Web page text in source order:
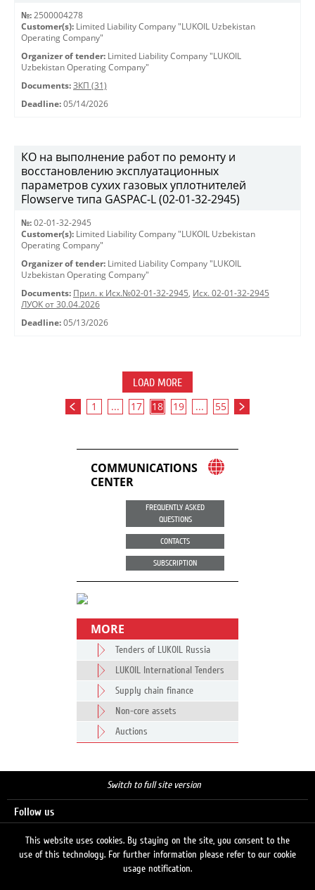
№: 2500004278
Customer(s): Limited Liability Company "LUKOIL Uzbekistan
Operating Company"
Organizer of tender: Limited Liability Company "LUKOIL
Uzbekistan Operating Company"
Documents: ЗКП (31)
Deadline: 05/14/2026
КО на выполнение работ по ремонту и
восстановлению эксплуатационных
параметров сухих газовых уплотнителей
Flowserve типа GASPAC-L (02-01-32-2945)
№: 02-01-32-2945
Customer(s): Limited Liability Company "LUKOIL Uzbekistan
Operating Company"
Organizer of tender: Limited Liability Company "LUKOIL
Uzbekistan Operating Company"
Documents: Прил. к Исх.№02-01-32-2945, Исх. 02-01-32-2945
ЛУОК от 30.04.2026
Deadline: 05/13/2026
LOAD MORE
1 ... 17 18 19 ... 55
COMMUNICATIONS
CENTER
FREQUENTLY ASKED
QUESTIONS
CONTACTS
SUBSCRIPTION
MORE
Tenders of LUKOIL Russia
LUKOIL International Tenders
Supply chain finance
Non-core assets
Auctions
Switch to full site version
Follow us
This website uses cookies. By staying on the site, you consent to the
use of this technology. For further information please refer to our cookie
usage notification.